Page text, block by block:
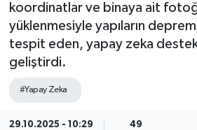
koordinatlar ve binaya ait
yüklenmesiyle yapıların depreme
tespit eden, yapay zeka
geliştirdi.
#Yapay Zeka
29.10.2025 - 10:29 49
Eğitim
Ekonomi
Kültür-Sanat
Magazin